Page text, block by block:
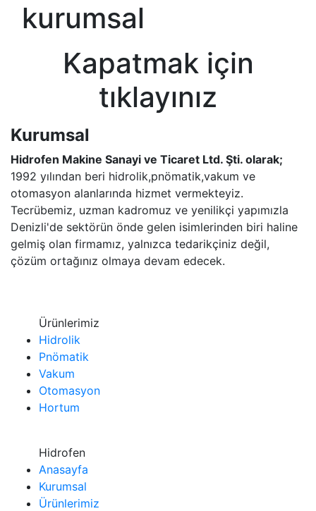
kurumsal
Kapatmak için
tıklayınız
Kurumsal
Hidrofen Makine Sanayi ve Ticaret Ltd. Şti. olarak;
1992 yılından beri hidrolik,pnömatik,vakum ve
otomasyon alanlarında hizmet vermekteyiz.
Tecrübemiz, uzman kadromuz ve yenilikçi yapımızla
Denizli'de sektörün önde gelen isimlerinden biri haline
gelmiş olan firmamız, yalnızca tedarikçiniz değil,
çözüm ortağınız olmaya devam edecek.
Ürünlerimiz
Hidrolik
Pnömatik
Vakum
Otomasyon
Hortum
Hidrofen
Anasayfa
Kurumsal
Ürünlerimiz